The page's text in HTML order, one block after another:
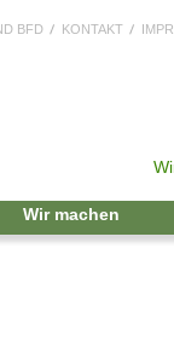
BFD KONTAKT
Wir machen